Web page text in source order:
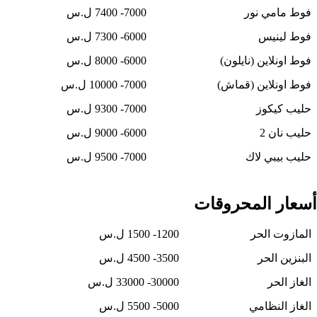
فوط مامي نور
7000- 7400 ل.س
فوط لينيس
6000- 7300 ل.س
فوط اونلاين (نايلون)
6000- 8000 ل.س
فوط اونلاين (قماش)
7000- 10000 ل.س
حليب كيكوز
7000- 9300 ل.س
حليب نان 2
6000- 9000 ل.س
حليب بيبي لاك
7000- 9500 ل.س
أسعار المحروقات
المازوت الحر
1200- 1500 ل.س
البنزين الحر
3500- 4500 ل.س
الغاز الحر
30000- 33000 ل.س
الغاز النظامي
5000- 5500 ل.س